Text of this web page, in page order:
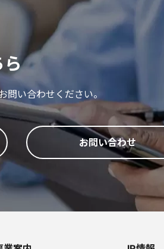
ら
い合わせください。
お問い合わせ